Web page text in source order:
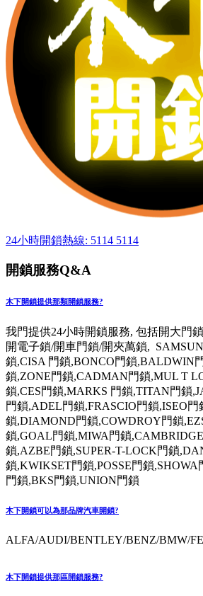
24小時開鎖熱線: 5114 5114
開鎖服務Q&A
木下開鎖提供那類開鎖服務?
我門提供24小時開鎖服務, 包括開大門
開電子鎖/開車門鎖/開夾萬鎖,
鎖,CISA 門鎖,BONCO門鎖,BALDWIN
鎖,ZONE門鎖,CADMAN門鎖,MUL T
鎖,CES門鎖,MARKS 門鎖,TITAN門鎖
門鎖,ADEL門鎖,FRASCIO門鎖,ISEO門
鎖,DIAMOND門鎖,COWDROY門鎖
鎖,GOAL門鎖,MIWA門鎖
鎖,AZBE門鎖,SUPER-T-LOCK門鎖
鎖,KWIKSET門鎖,POSSE門鎖
門鎖,BKS門鎖,UNION門鎖
木下開鎖可以為那品牌汽車開鎖?
ALFA/AUDI/BENTLEY/BENZ/BMW/
木下開鎖提供那區開鎖服務?